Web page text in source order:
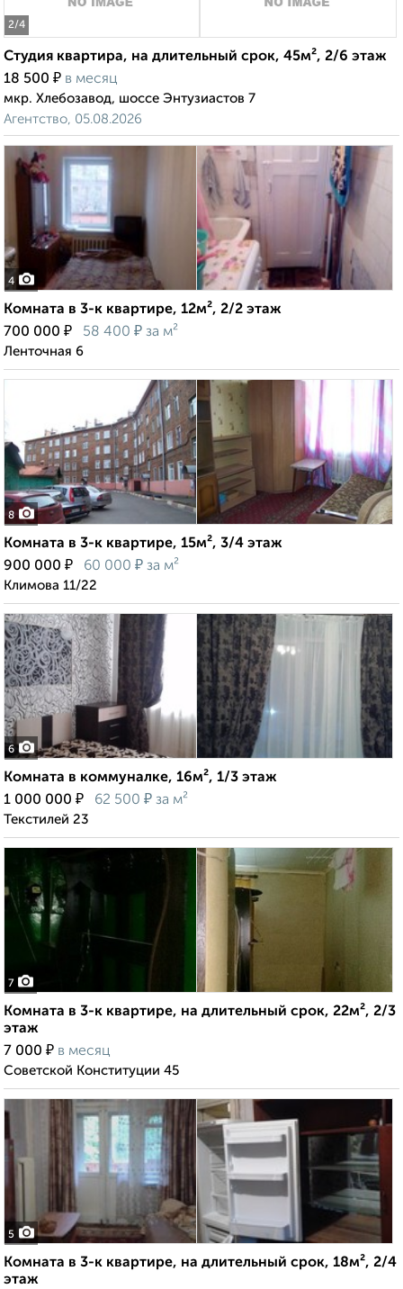
2/4
Студия квартира, на длительный срок, 45м², 2/6 этаж
18 500 ₽ в месяц
мкр. Хлебозавод, шоссе Энтузиастов 7
Агентство, 05.08.2026
4
Комната в 3-к квартире, 12м², 2/2 этаж
700 000 ₽ 58 400 ₽ за м²
Ленточная 6
8
Комната в 3-к квартире, 15м², 3/4 этаж
900 000 ₽ 60 000 ₽ за м²
Климова 11/22
6
Комната в коммуналке, 16м², 1/3 этаж
1 000 000 ₽ 62 500 ₽ за м²
Текстилей 23
7
Комната в 3-к квартире, на длительный срок, 22м², 2/3
этаж
7 000 ₽ в месяц
Советской Конституции 45
5
Комната в 3-к квартире, на длительный срок, 18м², 2/4
этаж